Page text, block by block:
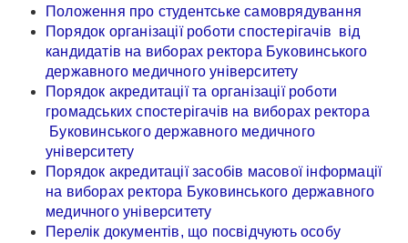
Положення про студентське самоврядування
Порядок організації роботи спостерігачів від
кандидатів на виборах ректора Буковинського
державного медичного університету
Порядок акредитації та організації роботи
громадських спостерігачів на виборах ректора
Буковинського державного медичного
університету
Порядок акредитації засобів масової інформації
на виборах ректора Буковинського державного
медичного університету
Перелік документів, що посвідчують особу